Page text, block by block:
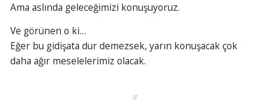
Ama aslında geleceğimizi konuşuyoruz.
Ve görünen o ki…
Eğer bu gidişata dur demezsek, yarın konuşacak çok
daha ağır meselelerimiz olacak.
#